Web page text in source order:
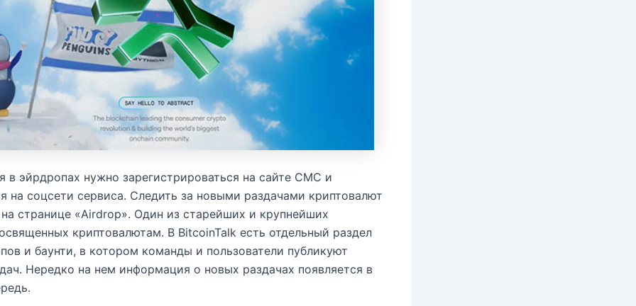
в эйрдропах нужно зарегистрироваться на сайте CMC и
на соцсети сервиса. Следить за новыми раздачами криптовалют
странице «Airdrop». Один из старейших и крупнейших
криптовалютам. В BitcoinTalk есть отдельный раздел
и баунти, в котором команды и пользователи публикуют
Нередко на нем информация о новых раздачах появляется в